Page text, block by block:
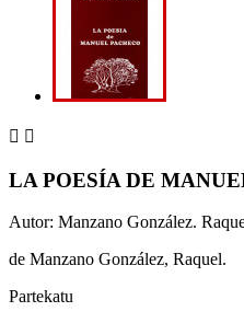
 
LA POESÍA DE
Autor: Manzano González.
de Manzano González, Raquel.
Partekatu